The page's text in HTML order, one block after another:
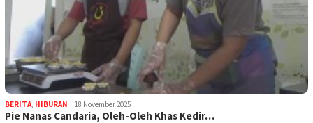
BERITA, HIBURAN 18 November 2025
Pie Nanas Candaria, Oleh-Oleh Khas Kedir…